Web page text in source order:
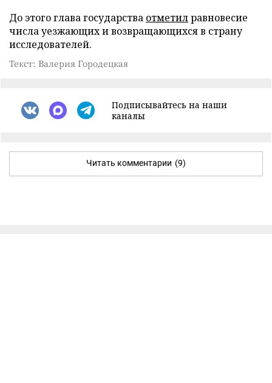
До этого глава государства отметилравновесие
числа уезжающих и возвращающихся в страну
исследователей.
Текст: Валерия Городецкая
Подписывайтесь на наши
каналы
Читать комментарии (9)